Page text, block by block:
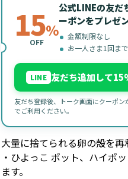
15%
OFF
公式LINEの友だ
ーポンをプレゼ
金額制限なし
お一人さま1回ま
LINE 友だち追加して
友だち登録後、トーク画面にクーポ
でご利用ください。
大量に捨てられる卵の殻を再
・ひよっこ ポット、ハイポ
ます。